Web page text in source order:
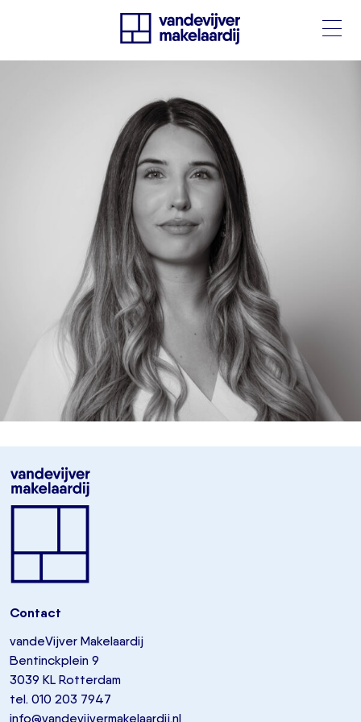
Portret-1
Contact
vandeVijver Makelaardij
Bentinckplein 9
3039 KL Rotterdam
tel. 010 203 7947
info@vandevijvermakelaardij.nl